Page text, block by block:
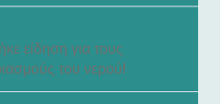
είδηση για τους
του νερού!